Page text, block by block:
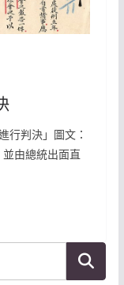
行判決」圖文：
由總統出面直